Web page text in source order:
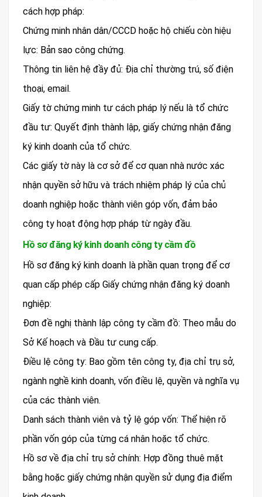
cách hợp pháp:
Chứng minh nhân dân/CCCD hoặc hộ chiếu còn hiệu
lực: Bản sao công chứng.
Thông tin liên hệ đầy đủ: Địa chỉ thường trú, số điện
thoại, email.
Giấy tờ chứng minh tư cách pháp lý nếu là tổ chức
đầu tư: Quyết định thành lập, giấy chứng nhận đăng
ký kinh doanh của tổ chức.
Các giấy tờ này là cơ sở để cơ quan nhà nước xác
nhận quyền sở hữu và trách nhiệm pháp lý của chủ
doanh nghiệp hoặc thành viên góp vốn, đảm bảo
công ty hoạt động hợp pháp từ ngày đầu.
Hồ sơ đăng ký kinh doanh công ty cầm đồ
Hồ sơ đăng ký kinh doanh là phần quan trọng để cơ
quan cấp phép cấp Giấy chứng nhận đăng ký doanh
nghiệp:
Đơn đề nghị thành lập công ty cầm đồ: Theo mẫu do
Sở Kế hoạch và Đầu tư cung cấp.
Điều lệ công ty: Bao gồm tên công ty, địa chỉ trụ sở,
ngành nghề kinh doanh, vốn điều lệ, quyền và nghĩa vụ
của các thành viên.
Danh sách thành viên và tỷ lệ góp vốn: Thể hiện rõ
phần vốn góp của từng cá nhân hoặc tổ chức.
Hồ sơ về địa chỉ trụ sở chính: Hợp đồng thuê mặt
bằng hoặc giấy chứng nhận quyền sử dụng địa điểm